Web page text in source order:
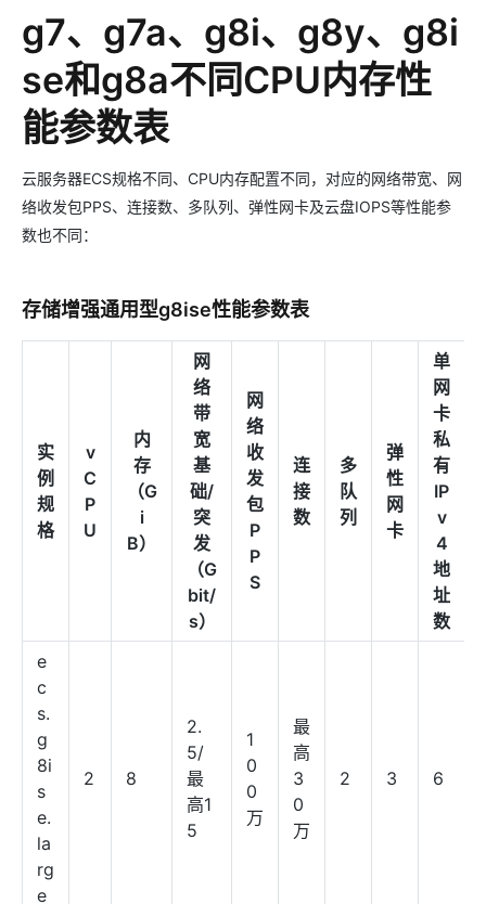
g7、g7a、g8i、g8y、g8i
se和g8a不同CPU内存性
能参数表
云服务器ECS规格不同、CPU内存配置不同，对应的网络带宽、网
络收发包PPS、连接数、多队列、弹性网卡及云盘IOPS等性能参
数也不同：
存储增强通用型g8ise性能参数表
实
例
规
格
v
C
P
U
内
存
（G
i
B）
网
络
带
宽
基
础/
突
发
（G
bit/
s）
网
络
收
发
包
P
P
S
连
接
数
多
队
列
弹
性
网
卡
单
网
卡
私
有
IP
v
4
地
址
数
e
c
s.
g
8i
s
e.
la
rg
e
2 8
2.
5/
最
高1
5
1
0
0
万
最
高
3
0
万
2 3 6